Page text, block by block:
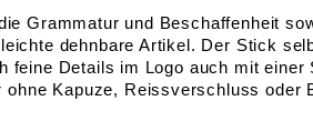
Grammatur und Beschaffenheit
dehnbare Artikel. Der Stick
feine Details im Logo auch mit
ohne Kapuze, Reissverschluss